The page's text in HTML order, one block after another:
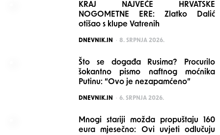
KRAJ NAJVEĆE HRVATSKE
NOGOMETNE ERE: Zlatko Dalić
otišao s klupe Vatrenih
POSTED
DNEVNIK.IN 8. SRPNJA 2026.
Što se događa Rusima? Procurilo
šokantno pismo naftnog moćnika
Putinu: “Ovo je nezapamćeno”
POSTED
DNEVNIK.IN 6. SRPNJA 2026.
Mnogi stariji možda propuštaju 160
eura mjesečno: Ovi uvjeti odlučuju